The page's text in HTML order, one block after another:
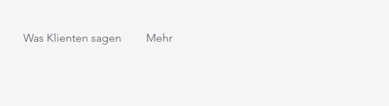
Was Klienten sagen Mehr